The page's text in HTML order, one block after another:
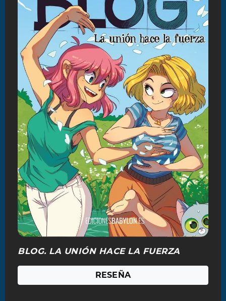
BLOG. LA UNIÓN HACE LA FUERZA
RESEÑA